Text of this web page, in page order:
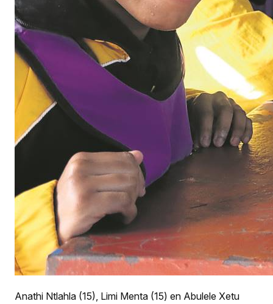
Anathi Ntlahla (15), Limi Menta (15) en Abulele Xetu